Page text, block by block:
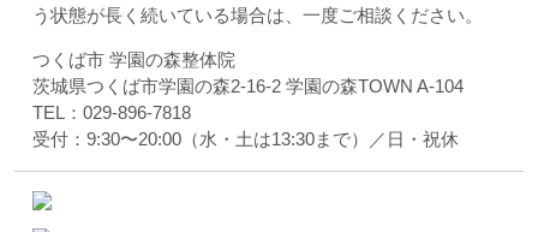
う状態が長く続いている場合は、一度ご相談ください。
つくば市 学園の森整体院
茨城県つくば市学園の森2-16-2 学園の森TOWN A-104
TEL：029-896-7818
受付：9:30〜20:00（水・土は13:30まで）／日・祝休